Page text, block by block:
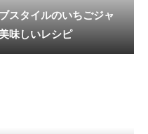
スタイルのいちごジャ
味しいレシピ